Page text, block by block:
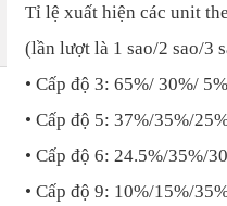
Tỉ lệ xuất hiện các unit
(lần lượt là 1 sao/2 sao/3
• Cấp độ 3: 65%/ 30%/
• Cấp độ 5: 37%/35%/
• Cấp độ 6: 24.5%/35%/
• Cấp độ 9: 10%/15%/